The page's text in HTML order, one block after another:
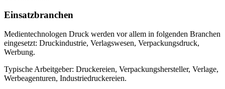
Einsatzbranchen
Medientechnologen Druck werden vor allem in folgenden Branchen
eingesetzt: Druckindustrie, Verlagswesen, Verpackungsdruck,
Werbung.
Typische Arbeitgeber: Druckereien, Verpackungshersteller, Verlage,
Werbeagenturen, Industriedruckereien.